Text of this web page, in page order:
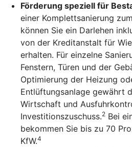
Förderung speziell für
einer Komplettsanierung
können Sie ein Darlehen
von der Kreditanstalt für
erhalten. Für einzelne
Fenstern, Türen und der
Optimierung der Heizung
Entlüftungsanlage gewährt
Wirtschaft und
Investitionszuschuss.2 Bei
bekommen Sie bis zu 70
KfW.4